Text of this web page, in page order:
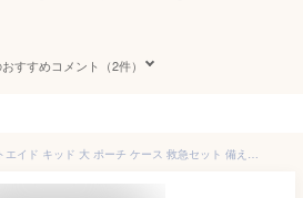
すすめコメント（2件）
【応急処置】ファーストエイド キッド 大 ポーチ ケース 救急セット 備え 救急箱 緊急 防災 災害セット 災害グッズ アウトドア 登山 携帯用 コンパクト 内容 中身 絆創膏 など 13種類 31点セット